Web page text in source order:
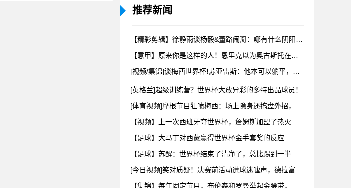
推荐新闻
[英格兰]超级训练营？世界杯大放异彩的多特出品球员！
【足球】大马丁对西蒙赢得世界杯金手套奖的反应